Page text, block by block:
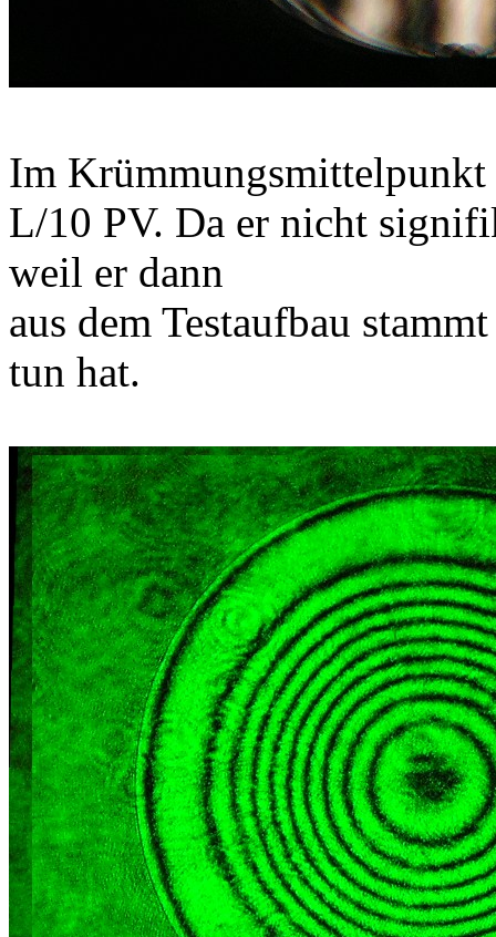
Im
L/10 PV. Da er nicht
weil er dann
aus dem Testaufbau
tun hat.